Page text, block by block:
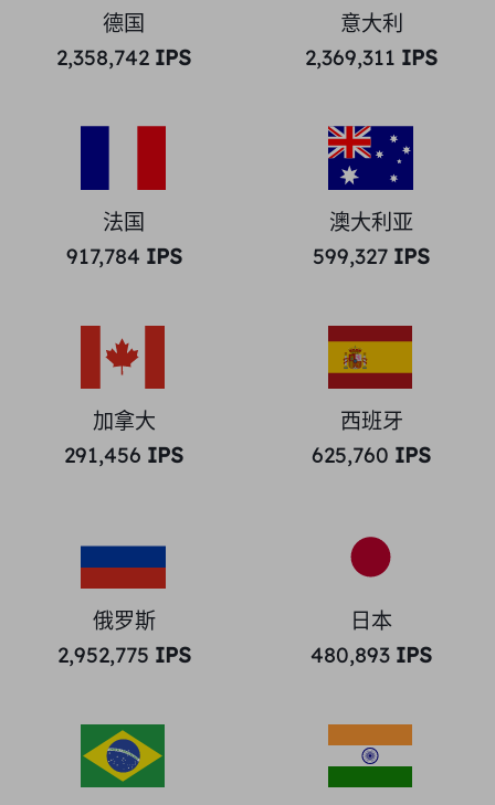
德国
2,358,742 IPS
意大利
2,369,311 IPS
法国
917,784 IPS
澳大利亚
599,327 IPS
加拿大
291,456 IPS
西班牙
625,760 IPS
俄罗斯
2,952,775 IPS
日本
480,893 IPS